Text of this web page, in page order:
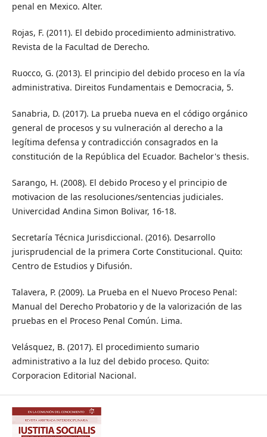
penal en Mexico. Alter.
Rojas, F. (2011). El debido procedimiento administrativo.
Revista de la Facultad de Derecho.
Ruocco, G. (2013). El principio del debido proceso en la vía
administrativa. Direitos Fundamentais e Democracia, 5.
Sanabria, D. (2017). La prueba nueva en el código orgánico
general de procesos y su vulneración al derecho a la
legítima defensa y contradicción consagrados en la
constitución de la República del Ecuador. Bachelor's thesis.
Sarango, H. (2008). El debido Proceso y el principio de
motivacion de las resoluciones/sentencias judiciales.
Univercidad Andina Simon Bolivar, 16-18.
Secretaría Técnica Jurisdiccional. (2016). Desarrollo
jurisprudencial de la primera Corte Constitucional. Quito:
Centro de Estudios y Difusión.
Talavera, P. (2009). La Prueba en el Nuevo Proceso Penal:
Manual del Derecho Probatorio y de la valorización de las
pruebas en el Proceso Penal Común. Lima.
Velásquez, B. (2017). El procedimiento sumario
administrativo a la luz del debido proceso. Quito:
Corporacion Editorial Nacional.